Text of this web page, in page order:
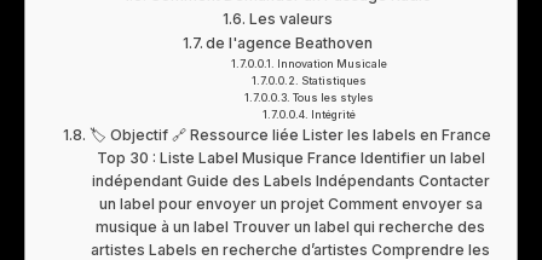
Les valeurs
de l'agence Beathoven
Innovation Musicale
Statistiques
Tous les styles
Intégrité
🏷️ Objectif 🔗 Ressource liée Lister les labels en France
Top 30 : Liste Label Musique France Identifier un label
indépendant Guide des Labels Indépendants Contacter
un label pour envoyer un projet Comment envoyer sa
musique à un label Trouver un label qui recherche des
artistes Labels en recherche d’artistes Comprendre les